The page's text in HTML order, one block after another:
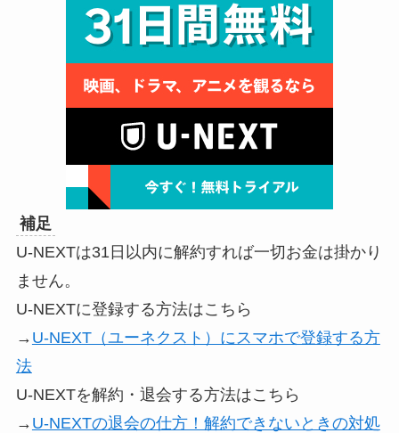
補足
U-NEXTは31日以内に解約すれば一切お金は掛かり
ません。
U-NEXTに登録する方法はこちら
→ U-NEXT（ユーネクスト）にスマホで登録する方
法
U-NEXTを解約・退会する方法はこちら
→ U-NEXTの退会の仕方！解約できないときの対処